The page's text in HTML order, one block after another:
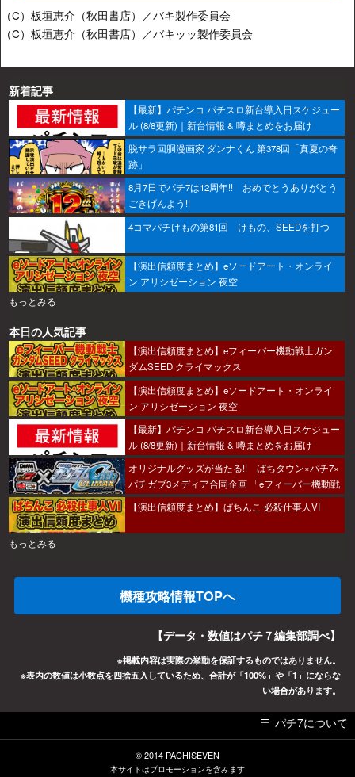
（C）板垣恵介（秋田書店）／バキ製作委員会
（C）板垣恵介（秋田書店）／バキッッ製作委員会
新着記事
【最新】パチンコ パチスロ新台導入日スケジュー
ル (8/8更新)｜新台情報 & 噂まとめをお届け
脱サラ回胴漫画家 ダンナくん 第378回「真夏の奇
跡」
8月7日でパチ7は12周年!! おめでとうありがとう
ごきげんよう!!
4コマパチけもの第81回 けもの、SEEDを打つ
【演出信頼度まとめ】eソードアート・オンライ
ン アリシゼーション 夜空
もっとみる
本日の人気記事
【演出信頼度まとめ】eフィーバー機動戦士ガン
ダムSEED クライマックス
【演出信頼度まとめ】eソードアート・オンライ
ン アリシゼーション 夜空
【最新】パチンコ パチスロ新台導入日スケジュー
ル (8/8更新)｜新台情報 & 噂まとめをお届け
オリジナルグッズが当たる!! ぱちタウン×パチ7×
パチガブ3メディア合同企画 「eフィーバー機動戦
士ガンダムSEED クライマックスをこのホールで
打ちたい！」キャンペーン開催
【演出信頼度まとめ】ぱちんこ 必殺仕事人VI
もっとみる
機種攻略情報TOPへ
【データ・数値はパチ７編集部調べ】
※掲載内容は実際の挙動を保証するものではありません。
※表内の数値は小数点を四捨五入しているため、合計が「100%」や「1」にならな
い場合があります。
パチ7について
© 2014 PACHISEVEN
本サイトはプロモーションを含みます